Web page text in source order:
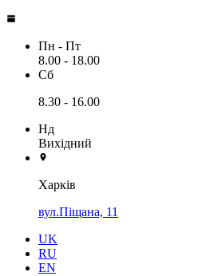
Пн - Пт
8.00 - 18.00
Сб
8.30 - 16.00
Нд
Вихідний
Харків
вул.Піщана, 11
UK
RU
EN